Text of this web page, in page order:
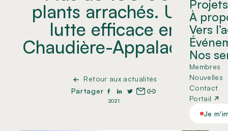
Projets
À
Vers
Nos
Membres
Nouvelles
Contact
Portail
Je
plants arrachés. Une
lutte efficace en
Chaudière-Appalaches
Retour aux actualités
Partager
2021